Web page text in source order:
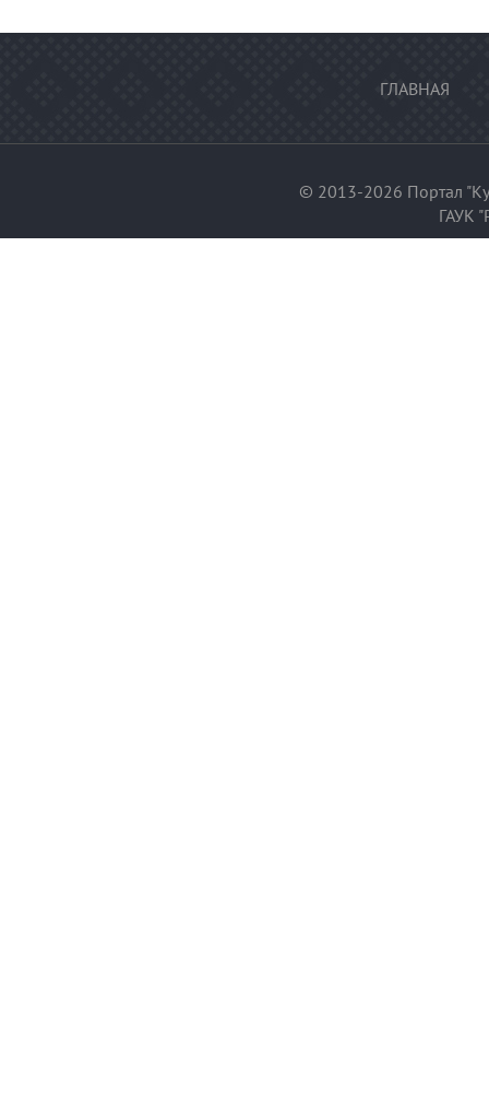
ГЛАВНАЯ
© 2013-2026 Портал
ГАУК